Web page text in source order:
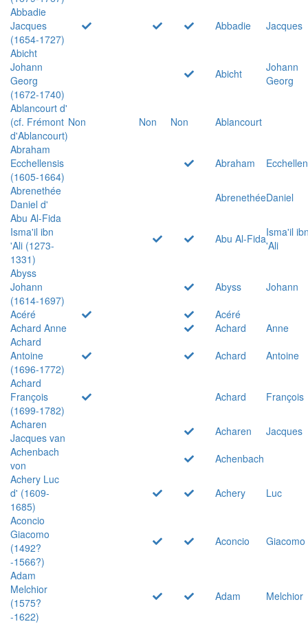
Abbadie
Jacques
(1654-1727)
Abbadie
Jacques
Abicht
Johann
Georg
(1672-1740)
Abicht
Johann
Georg
Ablancourt d'
(cf. Frémont
d'Ablancourt)
Non Non Non
Ablancourt
Abraham
Ecchellensis
(1605-1664)
Abraham
Abrenethée
Daniel d'
AbrenethéeDaniel
Abu Al-Fida
Isma'il ibn
'Ali (1273-
1331)
Abu Al-FidaIsma'il
'Ali
Abyss
Johann
(1614-1697)
Abyss
Johann
Acéré
Acéré
Achard Anne
Achard
Anne
Achard
Antoine
(1696-1772)
Achard
Antoine
Achard
François
(1699-1782)
Achard
François
Acharen
Jacques van
Acharen
Jacques
Achenbach
von
Achenbach
Achery Luc
d' (1609-
1685)
Achery
Luc
Aconcio
Giacomo
(1492?
-1566?)
Aconcio Giacomo
Adam
Melchior
(1575?
-1622)
Adam Melchior